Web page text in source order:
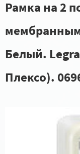
Рамка на 2
Белый.
Плексо).